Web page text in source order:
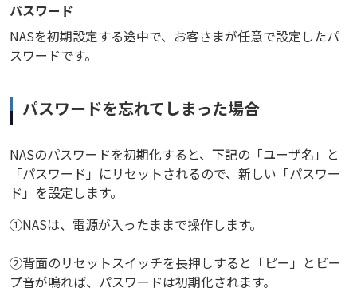
パスワード
NASを初期設定する途中で、お客さまが任意で設定したパ
スワードです。
パスワードを忘れてしまった場合
NASのパスワードを初期化すると、下記の「ユーザ名」と
「パスワード」にリセットされるので、新しい「パスワー
ド」を設定します。
①NASは、電源が入ったままで操作します。
②背面のリセットスイッチを長押しすると「ピー」とビー
プ音が鳴れば、パスワードは初期化されます。